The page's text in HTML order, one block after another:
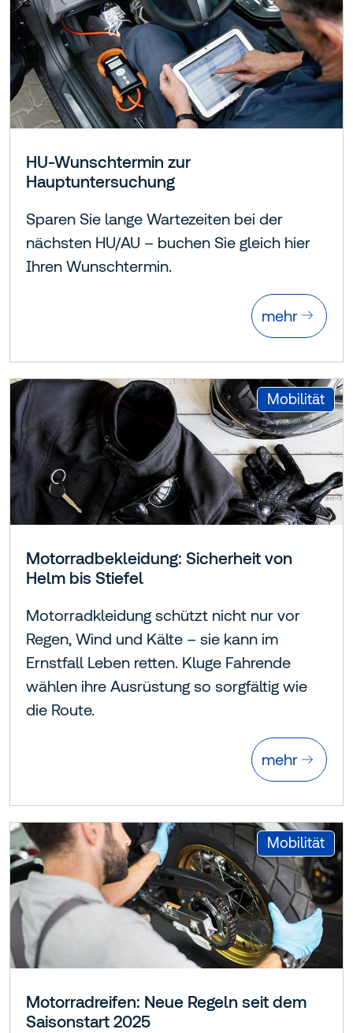
HU-Wunschtermin zur
Hauptuntersuchung
Sparen Sie lange Wartezeiten bei der
nächsten HU/AU – buchen Sie gleich hier
Ihren Wunschtermin.
mehr
Mobilität:
Motorradbekleidung: Sicherheit von
Helm bis Stiefel
Motorradkleidung schützt nicht nur vor
Regen, Wind und Kälte – sie kann im
Ernstfall Leben retten. Kluge Fahrende
wählen ihre Ausrüstung so sorgfältig wie
die Route.
mehr
Mobilität:
Motorradreifen: Neue Regeln seit dem
Saisonstart 2025